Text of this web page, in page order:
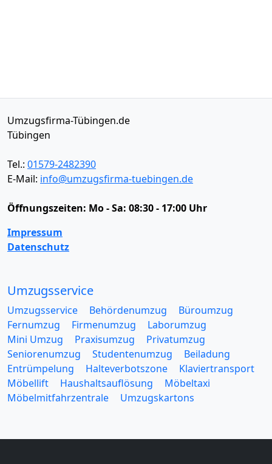
Umzugsfirma-Tübingen.de
Tübingen
Tel.: 01579-2482390
E-Mail: info@umzugsfirma-tuebingen.de
Öffnungszeiten: Mo - Sa: 08:30 - 17:00 Uhr
Impressum
Datenschutz
Umzugsservice
Umzugsservice Behördenumzug
Büroumzug
Fernumzug
Firmenumzug
Laborumzug
Mini Umzug
Praxisumzug
Privatumzug
Seniorenumzug
Studentenumzug
Beiladung
Entrümpelung
Halteverbotszone
Klaviertransport
Möbellift
Haushaltsauflösung
Möbeltaxi
Möbelmitfahrzentrale
Umzugskartons